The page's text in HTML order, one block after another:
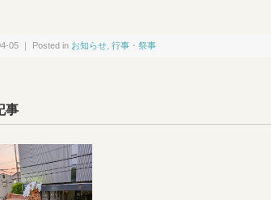
05 ｜ Posted in お知らせ 行事・祭事
事